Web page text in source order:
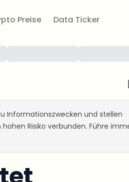
Preise Data Ticker
Informationszwecken und stellen
Risiko verbunden. Führe